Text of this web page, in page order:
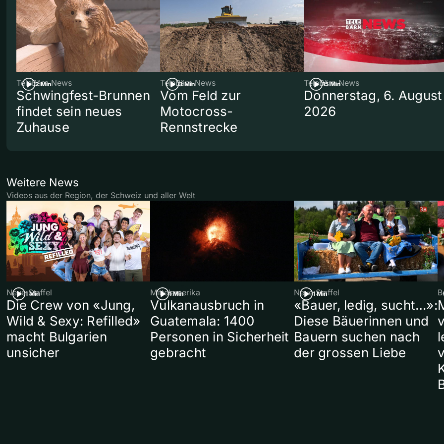
2 Min
TeleBärn News
Schwingfest-Brunnen
findet sein neues
Zuhause
3 Min
TeleBärn News
Vom Feld zur
Motocross-
Rennstrecke
15 Min
TeleBärn News
Donnerstag, 6. August
2026
Weitere News
Videos aus der Region, der Schweiz und aller Welt
1 Min
Neue Staffel
Die Crew von «Jung,
Wild & Sexy: Refilled»
macht Bulgarien
unsicher
1 Min
Mittelamerika
Vulkanausbruch in
Guatemala: 1400
Personen in Sicherheit
gebracht
1 Min
Neue Staffel
«Bauer, ledig, sucht…»:
Diese Bäuerinnen und
Bauern suchen nach
der grossen Liebe